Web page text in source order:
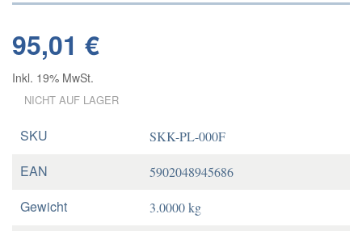
95,01 €
Inkl. 19% MwSt.
NICHT AUF LAGER
SKU SKK-PL-000F
EAN 5902048945686
Gewicht 3.0000 kg